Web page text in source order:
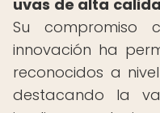
uvas de alta
Su compromiso
innovación ha
reconocidos a
destacando la